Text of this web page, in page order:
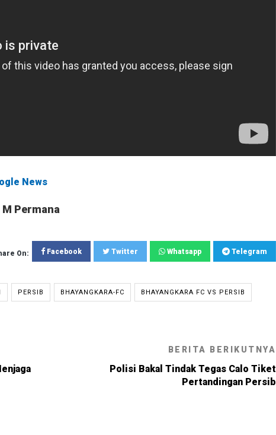
News
Permana
On: Facebook Twitter Whatsapp Telegram
PERSIB BHAYANGKARA-FC BHAYANGKARA FC VS PERSIB
BERITA BERIKUTNYA
Polisi Bakal Tindak Tegas Calo Tiket
Pertandingan Persib